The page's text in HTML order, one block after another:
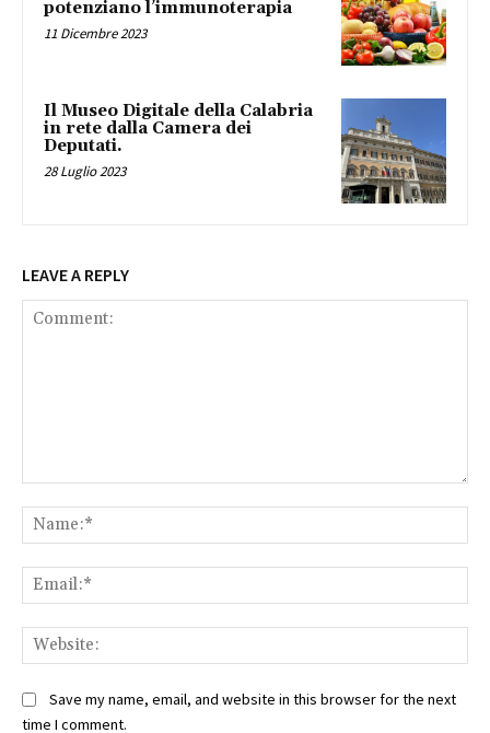
potenziano l’immunoterapia
11 Dicembre 2023
Il Museo Digitale della Calabria
in rete dalla Camera dei
Deputati.
28 Luglio 2023
LEAVE A REPLY
Save my name, email, and website in this browser for the next
time I comment.